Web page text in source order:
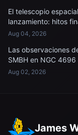
El telescopio
lanzamiento: hitos
Aug 04, 2026
Las observaciones
SMBH en NGC 4696
Aug 02, 2026
James